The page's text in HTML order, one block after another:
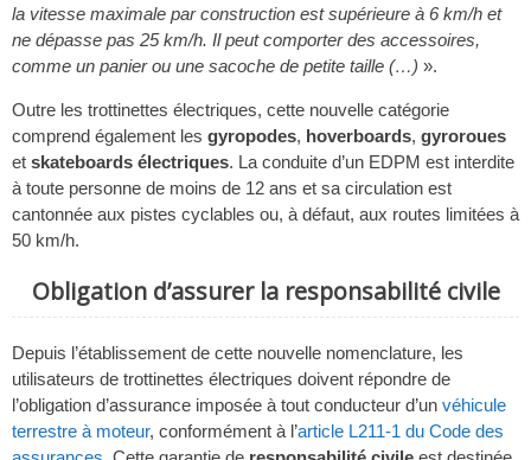
la vitesse maximale par construction est supérieure à 6 km/h et
ne dépasse pas 25 km/h. Il peut comporter des accessoires,
comme un panier ou une sacoche de petite taille (…) ».
Outre les trottinettes électriques, cette nouvelle catégorie
comprend également les gyropodes, hoverboards, gyroroues
et skateboards électriques. La conduite d’un EDPM est interdite
à toute personne de moins de 12 ans et sa circulation est
cantonnée aux pistes cyclables ou, à défaut, aux routes limitées à
50 km/h.
Obligation d’assurer la responsabilité civile
Depuis l’établissement de cette nouvelle nomenclature, les
utilisateurs de trottinettes électriques doivent répondre de
l’obligation d’assurance imposée à tout conducteur d’un véhicule
terrestre à moteur, conformément à l’article L211-1 du Code des